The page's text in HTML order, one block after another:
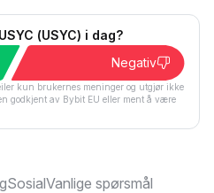
(USYC) i dag?
Negativ
kun brukernes meninger og utgjør ikke
godkjent av Bybit EU eller ment å være
SosialVanlige spørsmål